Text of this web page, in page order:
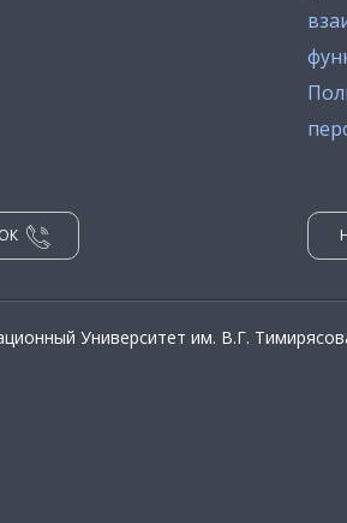
Университет им. В.Г.